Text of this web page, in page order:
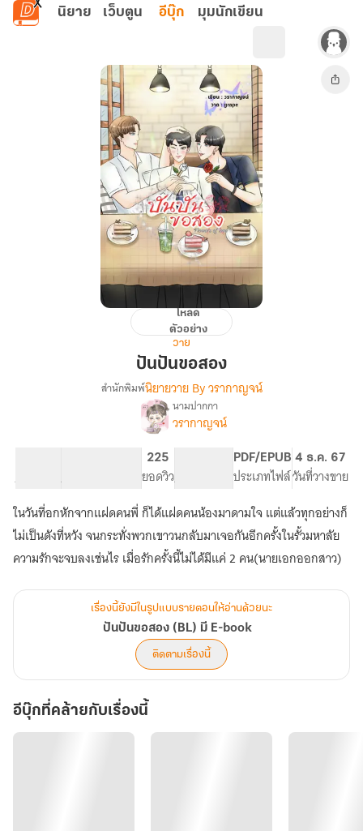
ข้ามไปยังเนื้อหาหลัก
นิยาย เว็บตูน อีบุ๊ก มุมนักเขียน
โหลด
ตัวอย่าง
วาย
ปันปันขอสอง
เรื่อง
ปัน
มี
E-
book
สำนักพิมพ์นิยายวาย By วรากาญจน์
นามปากกา
วรากาญจน์
จำนวนคำ จำนวนหน้า (A5)
225
ยอดวิวระดับเนื้อหา
PDF/EPUB
ประเภทไฟล์
4 ธ.ค. 67
วันที่วางขาย
ในวันที่อกหักจากแฝดคนพี่ ก็ได้แฝดคนน้องมาดามใจ แต่แล้วทุกอย่างก็
ไม่เป็นดังที่หวัง จนกระทั่งพวกเขาวนกลับมาเจอกันอีกครั้งในรั้วมหาลัย
ความรักจะจบลงเช่นไร เมื่อรักครั้งนี้ไม่ได้มีแค่ 2 คน(นายเอกออกสาว)
เรื่องนี้ยังมีในรูปแบบรายตอนให้อ่านด้วยนะ
ปันปันขอสอง (BL) มี E-book
ติดตามเรื่องนี้
อีบุ๊กที่คล้ายกับเรื่องนี้